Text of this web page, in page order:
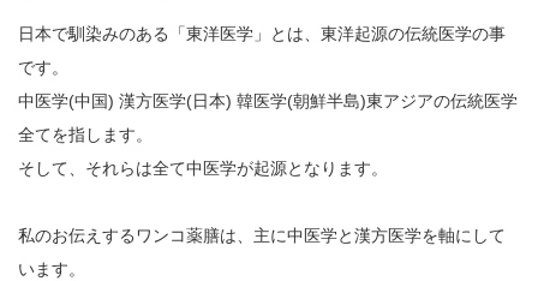
日本で馴染みのある「東洋医学」とは、東洋起源の伝統医学の事
です。
中医学(中国) 漢方医学(日本) 韓医学(朝鮮半島)東アジアの伝統医学
全てを指します。
そして、それらは全て中医学が起源となります。
私のお伝えするワンコ薬膳は、主に中医学と漢方医学を軸にして
います。